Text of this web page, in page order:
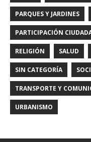
PARQUES Y JARDINES
PARTICIPACIÓN
RELIGIÓN SALUD
SIN CATEGORÍA
TRANSPORTE Y
URBANISMO